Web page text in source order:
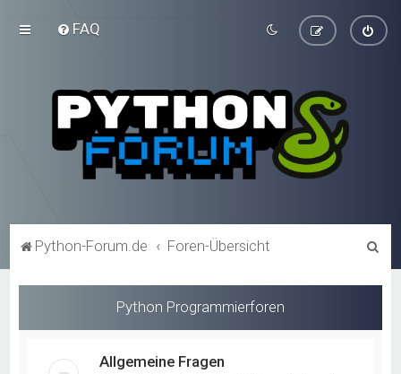
FAQ
Python-Forum.de Foren-Übersicht
Python Programmierforen
Allgemeine Fragen